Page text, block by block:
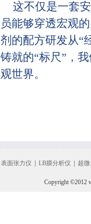
这不仅是一套
员能够穿透宏观
剂的配方研发从“
铸就的“标尺”，
观世界。
表面张力仪 LB膜分析仪 超
Copyright ©2012